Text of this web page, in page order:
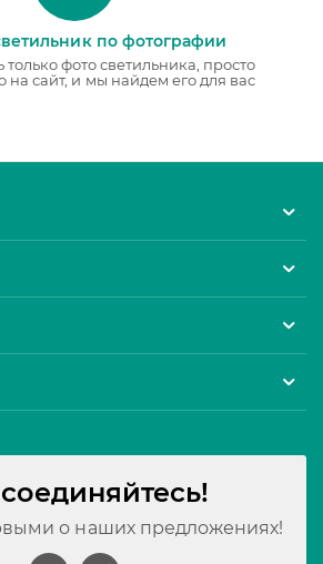
по фотографии
только фото светильника, просто
на сайт, и мы найдем его для вас
о наших предложениях!